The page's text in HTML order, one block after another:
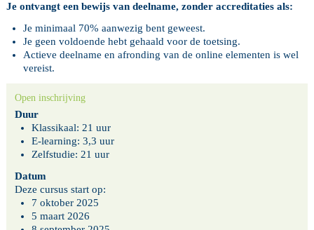
Je ontvangt een bewijs van deelname, zonder accreditaties als:
Je minimaal 70% aanwezig bent geweest.
Je geen voldoende hebt gehaald voor de toetsing.
Actieve deelname en afronding van de online elementen is wel
vereist.
Open inschrijving
Duur
Klassikaal: 21 uur
E-learning: 3,3 uur
Zelfstudie: 21 uur
Datum
Deze cursus start op:
7 oktober 2025
5 maart 2026